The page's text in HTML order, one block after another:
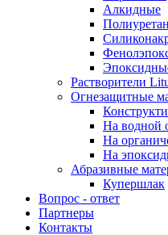
Алкидные
Растворители
Огнезащитные
На водной
На
На
Абразивные
Купершлак
Вопрос - ответ
Партнеры
Контакты